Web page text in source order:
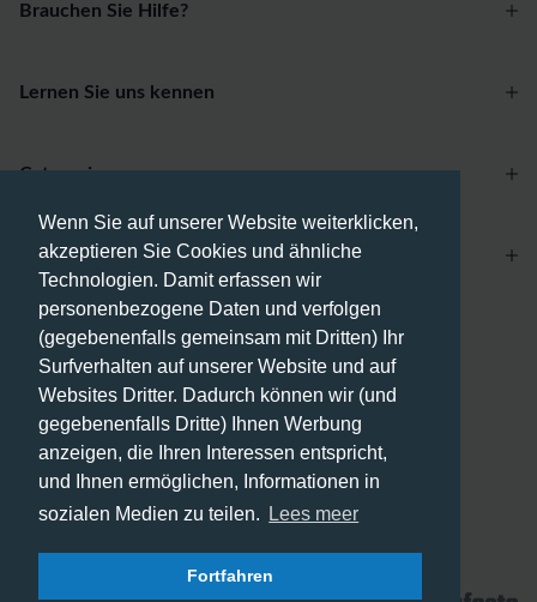
Wenn Sie auf unserer Website weiterklicken,
akzeptieren Sie Cookies und ähnliche
Technologien. Damit erfassen wir
personenbezogene Daten und verfolgen
(gegebenenfalls gemeinsam mit Dritten) Ihr
Surfverhalten auf unserer Website und auf
Websites Dritter. Dadurch können wir (und
gegebenenfalls Dritte) Ihnen Werbung
anzeigen, die Ihren Interessen entspricht,
und Ihnen ermöglichen, Informationen in
sozialen Medien zu teilen.
Lees meer
Fortfahren
Brauchen Sie Hilfe?
Lernen Sie uns kennen
Zahlungsmethoden
Versandmethoden
Categories
Account